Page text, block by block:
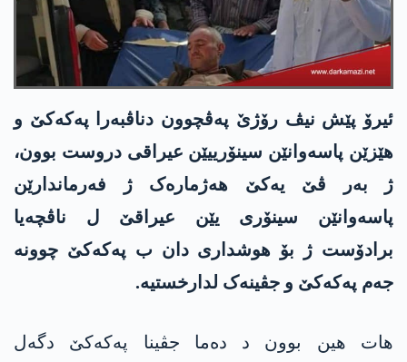
ئیرۆ پێش نیڤ رۆژێ پەڤچوون دناڤبەرا پەکەکێ و
ھێزێن پاسەوانێن سینۆرییێن عیراقی دروست بوون،
ژ بەر ڤێ یەکێ ھەژمارەک ژ فەرماندارێن
پاسەوانێن سینۆری یێن عیراقێ ل ناڤچەیا
برادۆست ژ بۆ هوشداری دان ب پەکەکێ چوونە
جەم پەکەکێ و جڤینەک لدارخستیە.
ھات ھین بوون د دەما جڤینا پەکەکێ دگەل